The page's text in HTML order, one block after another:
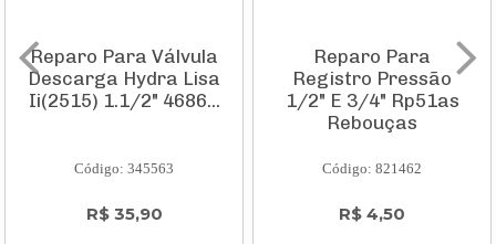
Reparo Para Válvula
Descarga Hydra Lisa
Ii(2515) 1.1/2" 4686...
Código: 345563
R$ 35,90
Reparo Para
Registro Pressão
1/2" E 3/4" Rp51as
Rebouças
Código: 821462
R$ 4,50